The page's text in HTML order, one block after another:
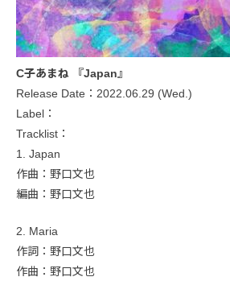
C子あまね 『Japan』
Release Date：2022.06.29 (Wed.)
Label：
Tracklist：
1. Japan
作曲：野口文也
編曲：野口文也
2. Maria
作詞：野口文也
作曲：野口文也